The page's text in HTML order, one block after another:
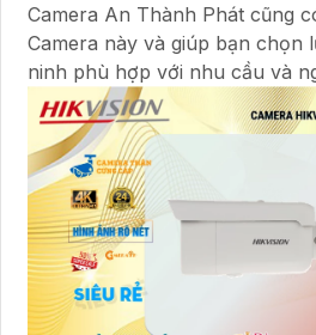
Camera An Thành Phát cũng
Camera này và giúp bạn chọn
ninh phù hợp với nhu cầu và